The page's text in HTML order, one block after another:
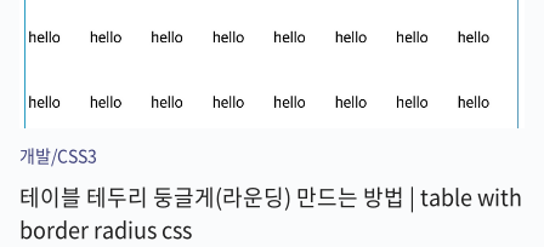
개발/CSS3
테이블 테두리 둥글게(라운딩) 만드는 방법 | table with
border radius css